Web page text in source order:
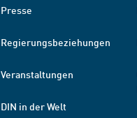
Presse
Regierungsbeziehungen
Veranstaltungen
DIN in der Welt